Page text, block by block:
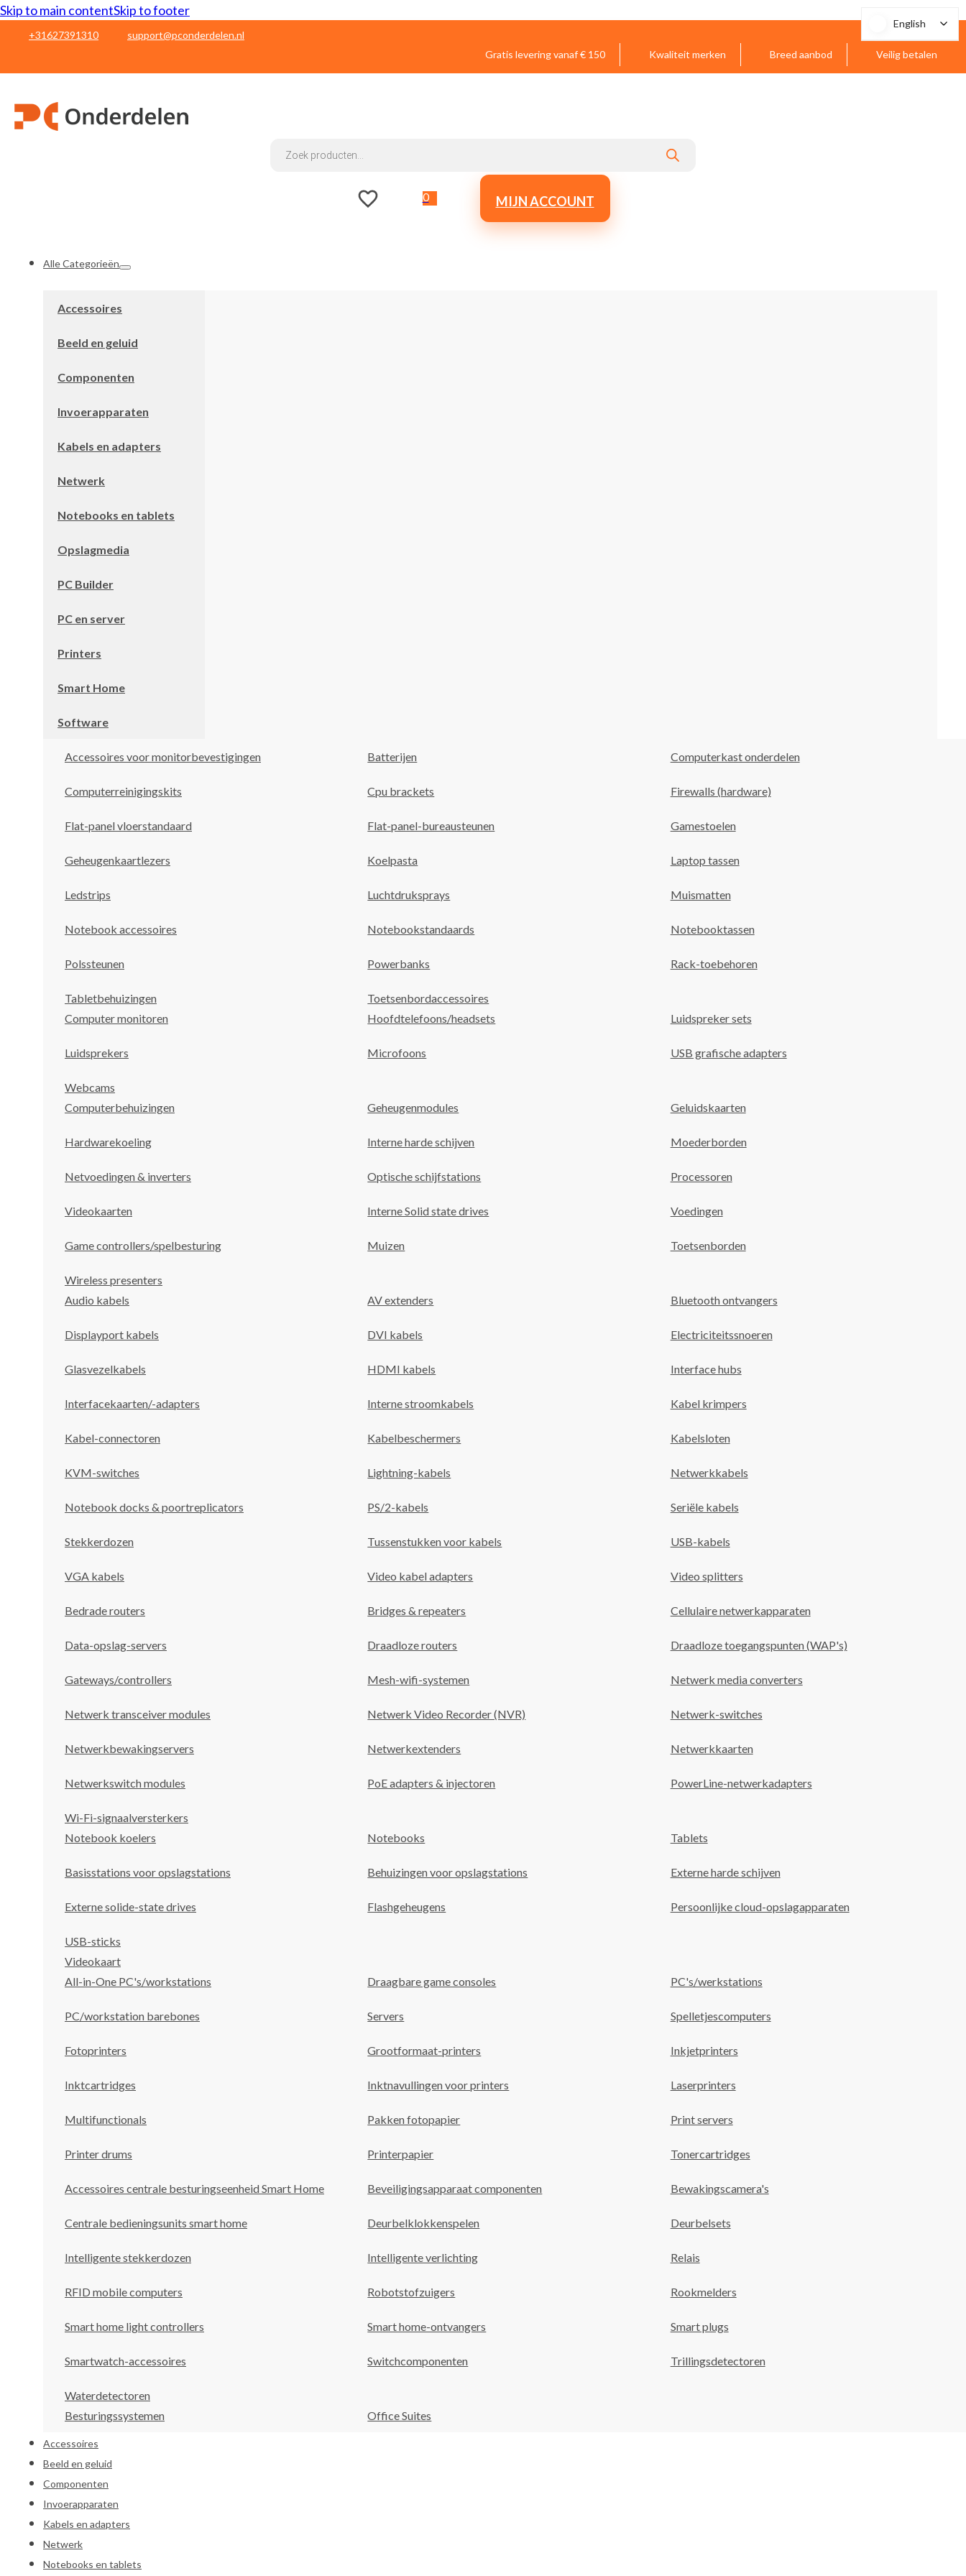
Skip to main contentSkip to footer
+31627391310
support@pconderdelen.nl
Gratis levering vanaf € 150
Kwaliteit merken Breed aanbod Veilig betalen
search
0 MIJN ACCOUNT
Alle Categorieën
Accessoires
Beeld en geluid
Componenten
Invoerapparaten
Kabels en adapters
Netwerk
Notebooks en tablets
Opslagmedia
PC Builder
PC en server
Printers
Smart Home
Software
Accessoires voor monitorbevestigingen Batterijen Computerkast onderdelen
Computerreinigingskits Cpu brackets Firewalls (hardware)
Flat-panel vloerstandaard Flat-panel-bureausteunen Gamestoelen
Geheugenkaartlezers Koelpasta Laptop tassen
Ledstrips Luchtdruksprays Muismatten
Notebook accessoires Notebookstandaards Notebooktassen
Polssteunen Powerbanks Rack-toebehoren
Tabletbehuizingen
Toetsenbordaccessoires
Computer monitoren
Hoofdtelefoons/headsets Luidspreker sets
Luidsprekers Microfoons USB grafische adapters
Webcams
Computerbehuizingen
Geheugenmodules Geluidskaarten
Hardwarekoeling Interne harde schijven Moederborden
Netvoedingen & inverters Optische schijfstations Processoren
Videokaarten Interne Solid state drives Voedingen
Game controllers/spelbesturing Muizen Toetsenborden
Wireless presenters
Audio kabels
AV extenders Bluetooth ontvangers
Displayport kabels DVI kabels Electriciteitssnoeren
Glasvezelkabels HDMI kabels Interface hubs
Interfacekaarten/-adapters Interne stroomkabels Kabel krimpers
Kabel-connectoren Kabelbeschermers Kabelsloten
KVM-switches Lightning-kabels Netwerkkabels
Notebook docks & poortreplicators PS/2-kabels Seriële kabels
Stekkerdozen Tussenstukken voor kabels USB-kabels
VGA kabels Video kabel adapters Video splitters
Bedrade routers Bridges & repeaters Cellulaire netwerkapparaten
Data-opslag-servers Draadloze routers Draadloze toegangspunten (WAP's)
Gateways/controllers Mesh-wifi-systemen Netwerk media converters
Netwerk transceiver modules Netwerk Video Recorder (NVR) Netwerk-switches
Netwerkbewakingservers Netwerkextenders Netwerkkaarten
Netwerkswitch modules PoE adapters & injectoren PowerLine-netwerkadapters
Wi-Fi-signaalversterkers
Notebook koelers
Notebooks Tablets
Basisstations voor opslagstations Behuizingen voor opslagstations Externe harde schijven
Externe solide-state drives Flashgeheugens Persoonlijke cloud-opslagapparaten
USB-sticks
Videokaart
All-in-One PC's/workstations
Draagbare game consoles PC's/werkstations
PC/workstation barebones Servers Spelletjescomputers
Fotoprinters Grootformaat-printers Inkjetprinters
Inktcartridges Inktnavullingen voor printers Laserprinters
Multifunctionals Pakken fotopapier Print servers
Printer drums Printerpapier Tonercartridges
Accessoires centrale besturingseenheid Smart Home Beveiligingsapparaat componenten Bewakingscamera's
Centrale bedieningsunits smart home Deurbelklokkenspelen Deurbelsets
Intelligente stekkerdozen Intelligente verlichting Relais
RFID mobile computers Robotstofzuigers Rookmelders
Smart home light controllers Smart home-ontvangers Smart plugs
Smartwatch-accessoires Switchcomponenten Trillingsdetectoren
Waterdetectoren
Besturingssystemen
Office Suites
Accessoires
Beeld en geluid
Componenten
Invoerapparaten
Kabels en adapters
Netwerk
Notebooks en tablets
English
English